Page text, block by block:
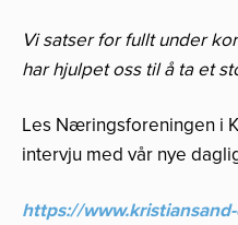
Vi satser for fullt under
har hjulpet oss til å ta et
Les Næringsforeningen i
intervju med vår nye
https://